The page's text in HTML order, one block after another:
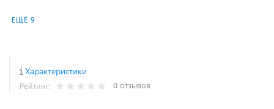
ЕЩЁ 9
Характеристики
Рейтинг: 0 отзывов